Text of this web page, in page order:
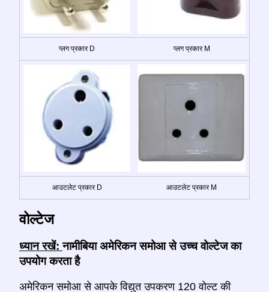
प्लग प्रकार D प्लग प्रकार M
आउटलेट प्रकार D आउटलेट प्रकार M
वोल्टेज
ध्यान रखें:नामीबिया अमेरिकन समोआ से उच्च वोल्टेज का
उपयोग करता है
अमेरिकन समोआ से आपके विद्युत उपकरण 120 वोल्ट की